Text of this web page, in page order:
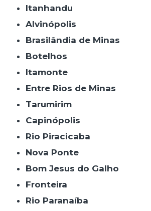
Itanhandu
Alvinópolis
Brasilândia de Minas
Botelhos
Itamonte
Entre Rios de Minas
Tarumirim
Capinópolis
Rio Piracicaba
Nova Ponte
Bom Jesus do Galho
Fronteira
Rio Paranaíba